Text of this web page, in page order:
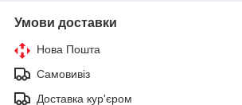
Умови доставки
Нова Пошта
Самовивіз
Доставка кур'єром